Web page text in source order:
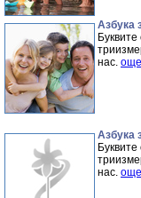
Азбука
нас.
Азбука
нас.